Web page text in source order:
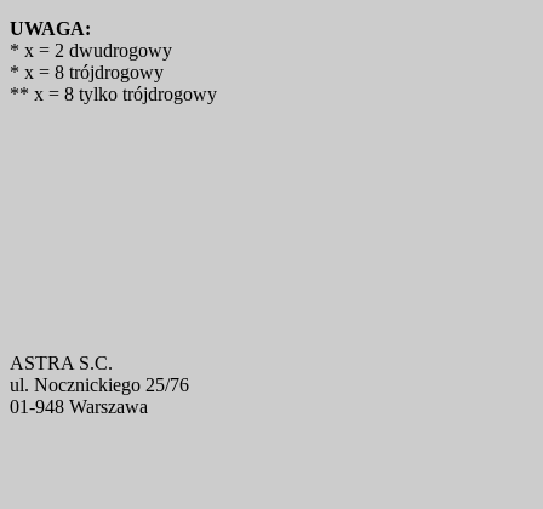
UWAGA:
* x = 2 dwudrogowy
* x = 8 trójdrogowy
** x = 8 tylko trójdrogowy
ASTRA S.C.
ul. Nocznickiego 25/76
01-948 Warszawa